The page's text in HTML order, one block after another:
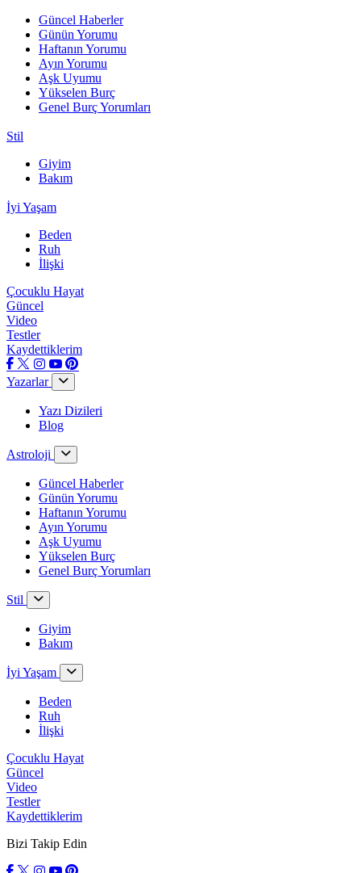
Güncel Haberler
Günün Yorumu
Haftanın Yorumu
Ayın Yorumu
Aşk Uyumu
Yükselen Burç
Genel Burç Yorumları
Stil
Giyim
Bakım
İyi Yaşam
Beden
Ruh
İlişki
Çocuklu Hayat
Güncel
Video
Testler
Kaydettiklerim
Yazarlar
Yazı Dizileri
Blog
Astroloji
Güncel Haberler
Günün Yorumu
Haftanın Yorumu
Ayın Yorumu
Aşk Uyumu
Yükselen Burç
Genel Burç Yorumları
Stil
Giyim
Bakım
İyi Yaşam
Beden
Ruh
İlişki
Çocuklu Hayat
Güncel
Video
Testler
Kaydettiklerim
Bizi Takip Edin